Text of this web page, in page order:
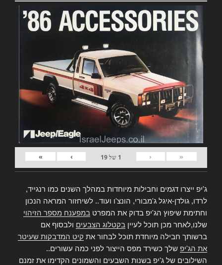
«
‹
1 של19
›
»
ג'יפ ייצרו דגמים וחבילות מיוחדות במהלך השנים כמו רנגייד,
לרדו, גולדן-איגל ג'מבורי, הונצ'ו ועוד.. לשיחזור המראה הנכון
וחתימת שיפוץ הג'יפ בדוק את המפרט במפענח מספר הזיהוי
שלנו,לאחר מכן תוכל לעיין בקטלוג הצבעים ולבסוף אם
ברשותך חבילה מיוחדת תוכל לבחור את קיט המדבקות שעיטר
את הג'יפ שלך כשירד מפס הייצור לפני כמה עשורים..
השילובים של ג'יפ בשנות השבעים והשמונים הקדימו את זמנם